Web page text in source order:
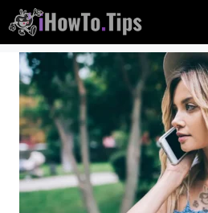
Mine
sisu
juurde